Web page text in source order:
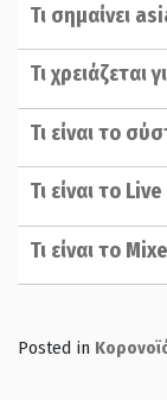
Τι σημαίνει
Τι χρειάζεται
Τι είναι το
Τι είναι το
Τι είναι το
Posted in